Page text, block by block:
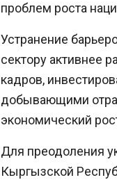
проблем роста
Устранение
сектору активнее
кадров,
добывающими
экономический
Для преодоления
Кыргызской